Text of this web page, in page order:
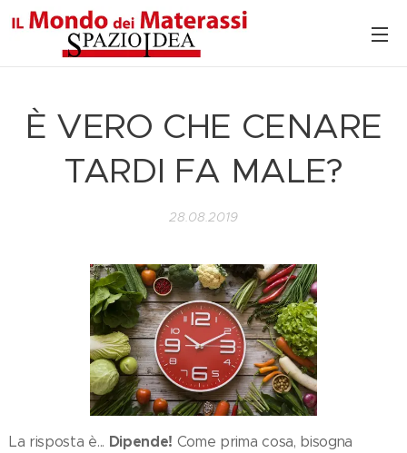
È VERO CHE CENARE
TARDI FA MALE?
28.08.2019
La risposta è... Dipende! Come prima cosa, bisogna